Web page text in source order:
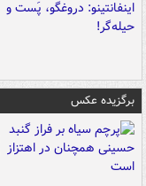
برگزیده عکس